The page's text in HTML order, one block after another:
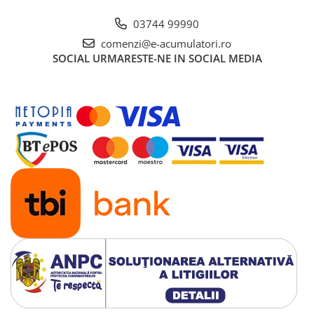
Statii de incarcare EV
OUTLET
Pompe de caldura
03744 99990
comenzi@e-acumulatori.ro
SOCIAL URMARESTE-NE IN SOCIAL MEDIA